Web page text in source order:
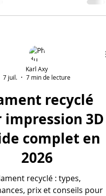
et conseils.
Karl Axy
7 juil.
7 min de lecture
recyclé
impression 3D
complet en
2026
recyclé : types,
prix et conseils pour